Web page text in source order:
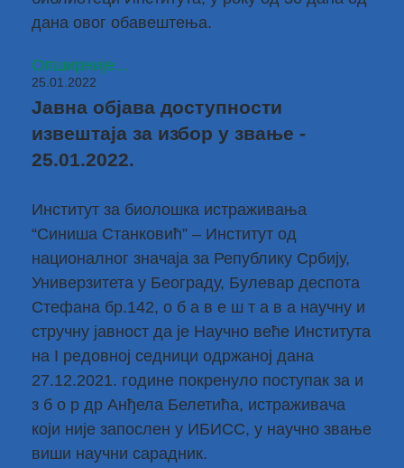
дана овог обавештења.
Опширније...
25.01.2022
Јавна објава доступности
извештаја за избор у звање -
25.01.2022.
Институт за биолошка истраживања
“Синиша Станковић” – Институт од
националног значаја за Републику Србију,
Универзитета у Београду, Булевар деспота
Стефана бр.142, о б а в е ш т а в а научну и
стручну јавност да је Научно веће Института
на I редовној седници одржаној дана
27.12.2021. године покренуло поступак за и
з б о р др Анђела Белетића, истраживача
који није запослен у ИБИСС, у научно звање
виши научни сарадник.